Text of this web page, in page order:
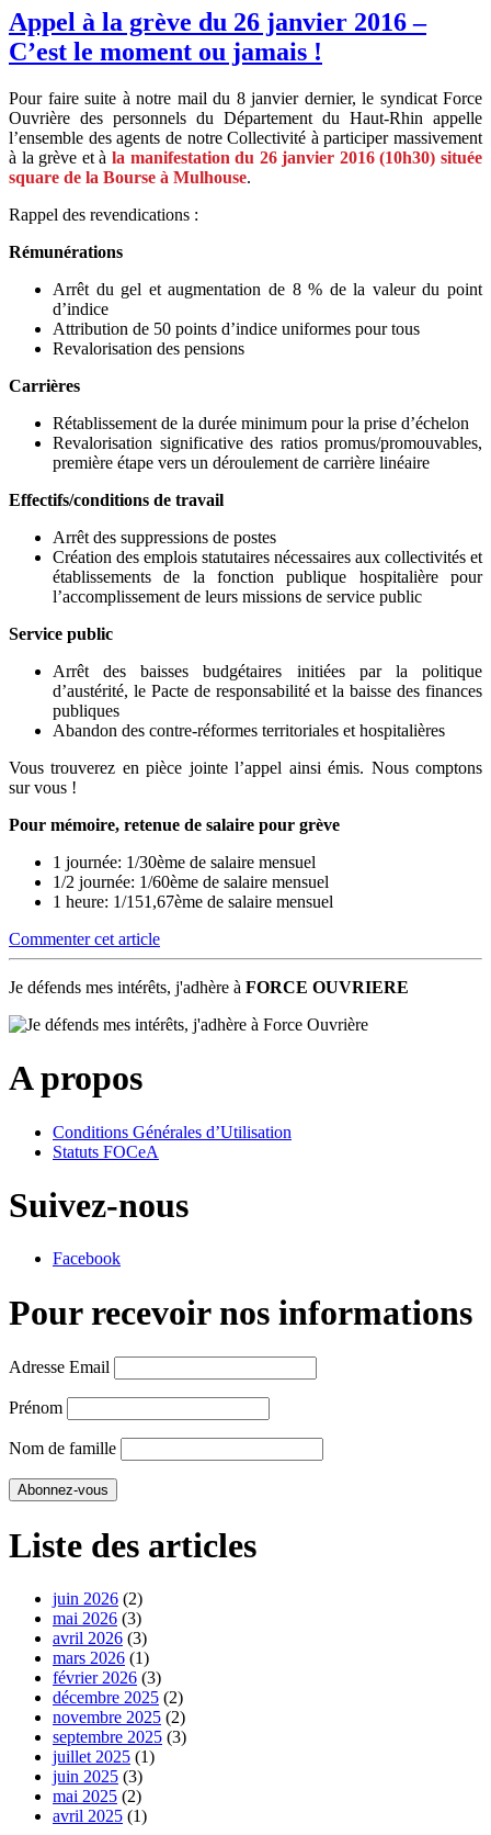
Appel à la grève du 26 janvier 2016 –
C’est le moment ou jamais !
Pour faire suite à notre mail du 8 janvier dernier, le syndicat Force
Ouvrière des personnels du Département du Haut-Rhin appelle
l’ensemble des agents de notre Collectivité à participer massivement
à la grève et à la manifestation du 26 janvier 2016 (10h30) située
square de la Bourse à Mulhouse.
Rappel des revendications :
Rémunérations
Arrêt du gel et augmentation de 8 % de la valeur du point
d’indice
Attribution de 50 points d’indice uniformes pour tous
Revalorisation des pensions
Carrières
Rétablissement de la durée minimum pour la prise d’échelon
Revalorisation significative des ratios promus/promouvables,
première étape vers un déroulement de carrière linéaire
Effectifs/conditions de travail
Arrêt des suppressions de postes
Création des emplois statutaires nécessaires aux collectivités et
établissements de la fonction publique hospitalière pour
l’accomplissement de leurs missions de service public
Service public
Arrêt des baisses budgétaires initiées par la politique
d’austérité, le Pacte de responsabilité et la baisse des finances
publiques
Abandon des contre-réformes territoriales et hospitalières
Vous trouverez en pièce jointe l’appel ainsi émis. Nous comptons
sur vous !
Pour mémoire, retenue de salaire pour grève
1 journée: 1/30ème de salaire mensuel
1/2 journée: 1/60ème de salaire mensuel
1 heure: 1/151,67ème de salaire mensuel
Commenter cet article
Je défends mes intérêts, j'adhère à FORCE OUVRIERE
A propos
Conditions Générales d’Utilisation
Statuts FOCeA
Suivez-nous
Facebook
Pour recevoir nos informations
Adresse Email
Prénom
Nom de famille
Liste des articles
juin 2026 (2)
mai 2026 (3)
avril 2026 (3)
mars 2026 (1)
février 2026 (3)
décembre 2025 (2)
novembre 2025 (2)
septembre 2025 (3)
juillet 2025 (1)
juin 2025 (3)
mai 2025 (2)
avril 2025 (1)